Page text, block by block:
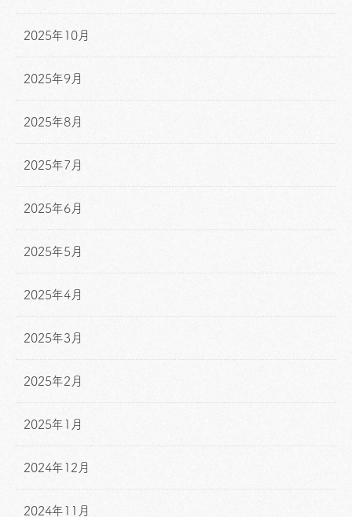
2025年10月
2025年9月
2025年8月
2025年7月
2025年6月
2025年5月
2025年4月
2025年3月
2025年2月
2025年1月
2024年12月
2024年11月